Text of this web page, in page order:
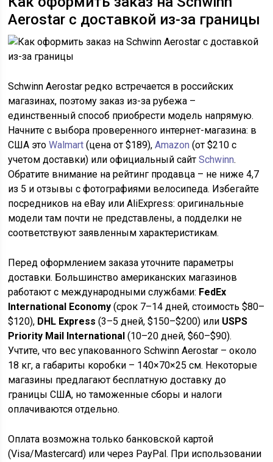
Aerostar с доставкой из-за границы
Schwinn Aerostar редко встречается в российских
магазинах, поэтому заказ из-за рубежа –
единственный способ приобрести модель напрямую.
Начните с выбора проверенного интернет-магазина: в
США этоWalmart (цена от $189),Amazon (от $210 с
учетом доставки) или официальный сайтSchwinn.
Обратите внимание на рейтинг продавца – не ниже 4,7
из 5 и отзывы с фотографиями велосипеда. Избегайте
посредников на eBay или AliExpress: оригинальные
модели там почти не представлены, а подделки не
соответствуют заявленным характеристикам.
Перед оформлением заказа уточните параметры
доставки. Большинство американских магазинов
работают с международными службами: FedEx
International Economy (срок 7–14 дней, стоимость $80–
$120), DHL Express (3–5 дней, $150–$200) или USPS
Priority Mail International (10–20 дней, $60–$90).
Учтите, что вес упакованного Schwinn Aerostar – около
18 кг, а габариты коробки – 140×70×25 см. Некоторые
магазины предлагают бесплатную доставку до
границы США, но таможенные сборы и налоги
оплачиваются отдельно.
Оплата возможна только банковской картой
(Visa/Mastercard) или через PayPal. При использовании